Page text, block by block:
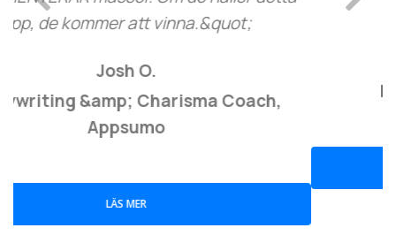
webbseminarier!&quot;
Ledarskapscoach, Capterra